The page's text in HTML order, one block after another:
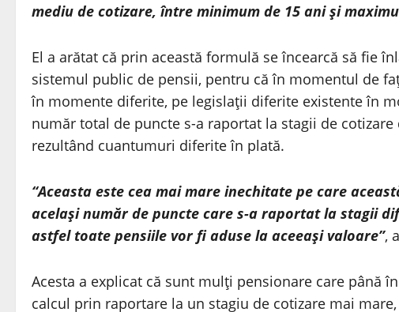
mediu de cotizare, între minimum de 15 ani şi
El a arătat că prin această formulă se încearcă să fie
sistemul public de pensii, pentru că în momentul de
în momente diferite, pe legislaţii diferite existente în
număr total de puncte s-a raportat la stagii de
rezultând cuantumuri diferite în plată.
“Aceasta este cea mai mare inechitate pe care
acelaşi număr de puncte care s-a raportat la stagii
astfel toate pensiile vor fi aduse la aceeaşi valoare”,
Acesta a explicat că sunt mulţi pensionare care până
calcul prin raportare la un stagiu de cotizare mai